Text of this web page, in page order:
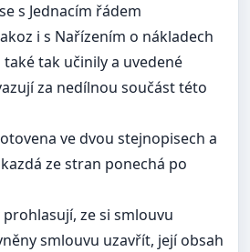
s Jednacím řádem
i s Nařízením o nákladech
tak učinily a uvedené
za nedílnou součást této
ve dvou stejnopisech a
ze stran ponechá po
ze si smlouvu
smlouvu uzavřít, její obsah